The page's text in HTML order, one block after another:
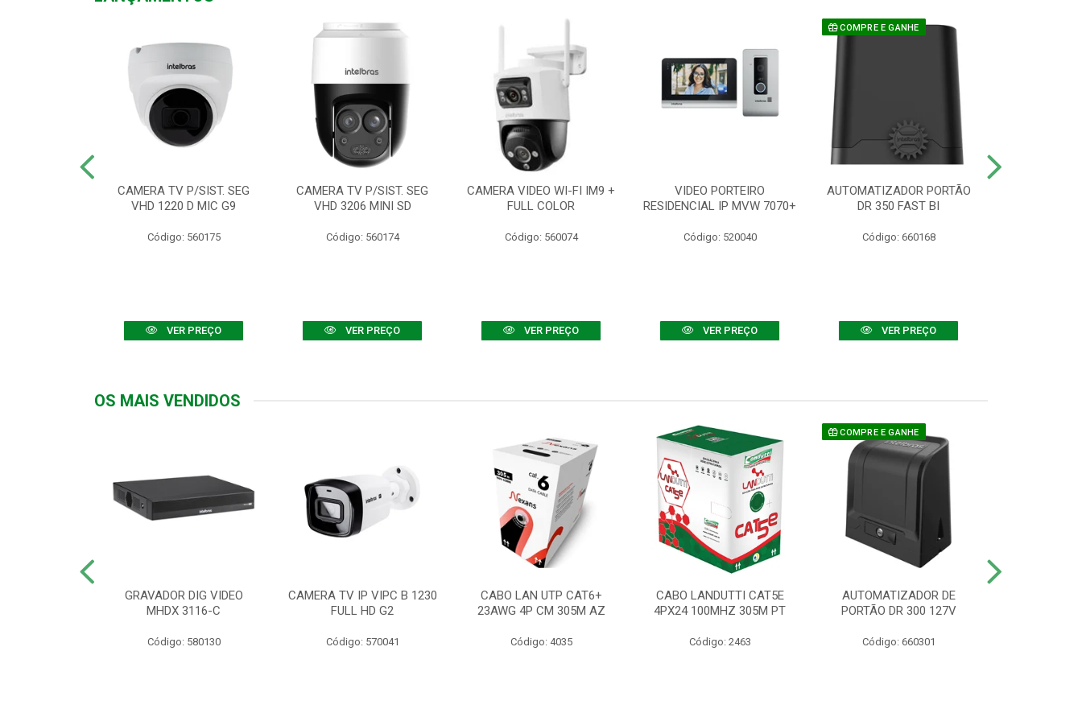
CAMERA TV P/SIST. SEG
VHD 1220 D MIC G9
Código: 560175
VER PREÇO
CAMERA TV P/SIST. SEG
VHD 3206 MINI SD
Código: 560174
VER PREÇO
CAMERA VIDEO WI-FI IM9 +
FULL COLOR
Código: 560074
VER PREÇO
VIDEO PORTEIRO
RESIDENCIAL IP MVW 7070+
Código: 520040
VER PREÇO
COMPRE E GANHE
AUTOMATIZADOR PORTÃO
DR 350 FAST BI
Código: 660168
VER PREÇO
OS MAIS VENDIDOS
GRAVADOR DIG VIDEO
MHDX 3116-C
Código: 580130
CAMERA TV IP VIPC B 1230
FULL HD G2
Código: 570041
CABO LAN UTP CAT6+
23AWG 4P CM 305M AZ
Código: 4035
CABO LANDUTTI CAT5E
4PX24 100MHZ 305M PT
Código: 2463
COMPRE E GANHE
AUTOMATIZADOR DE
PORTÃO DR 300 127V
Código: 660301